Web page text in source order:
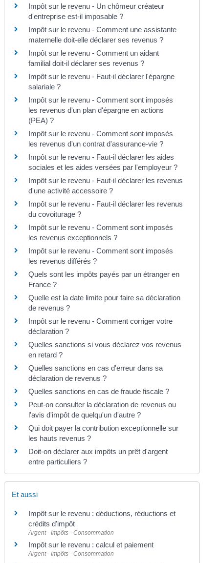
Impôt sur le revenu - Un chômeur créateur
d'entreprise est-il imposable ?
Impôt sur le revenu - Comment une assistante
maternelle doit-elle déclarer ses revenus ?
Impôt sur le revenu - Comment un aidant
familial doit-il déclarer ses revenus ?
Impôt sur le revenu - Faut-il déclarer l'épargne
salariale ?
Impôt sur le revenu - Comment sont imposés
les revenus d'un plan d'épargne en actions
(PEA) ?
Impôt sur le revenu - Comment sont imposés
les revenus d'un contrat d'assurance-vie ?
Impôt sur le revenu - Faut-il déclarer les aides
sociales et les aides versées par l'employeur ?
Impôt sur le revenu - Faut-il déclarer les revenus
d'une activité accessoire ?
Impôt sur le revenu - Faut-il déclarer les revenus
du covoiturage ?
Impôt sur le revenu - Comment sont imposés
les revenus exceptionnels ?
Impôt sur le revenu - Comment sont imposés
les revenus différés ?
Quels sont les impôts payés par un étranger en
France ?
Quelle est la date limite pour faire sa déclaration
de revenus ?
Impôt sur le revenu - Comment corriger votre
déclaration ?
Quelles sanctions si vous déclarez vos revenus
en retard ?
Quelles sanctions en cas d'erreur dans sa
déclaration de revenus ?
Quelles sanctions en cas de fraude fiscale ?
Peut-on consulter la déclaration de revenus ou
l'avis d'impôt de quelqu'un d'autre ?
Qui doit payer la contribution exceptionnelle sur
les hauts revenus ?
Doit-on déclarer aux impôts un prêt d'argent
entre particuliers ?
Et aussi
Impôt sur le revenu : déductions, réductions et
crédits d'impôt
Argent - Impôts - Consommation
Impôt sur le revenu : calcul et paiement
Argent - Impôts - Consommation